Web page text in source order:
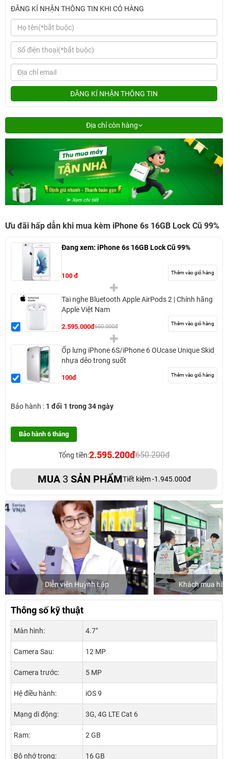
ĐĂNG KÍ NHẬN THÔNG TIN KHI CÓ HÀNG
ĐĂNG KÍ NHẬN THÔNG TIN
Địa chỉ còn hàng
Ưu đãi hấp dẫn khi mua kèm iPhone 6s 16GB Lock Cũ 99%
Đang xem: iPhone 6s 16GB Lock Cũ 99%
100 đ Thêm vào giỏ hàng
Tai nghe Bluetooth Apple AirPods 2 | Chính hãng
Apple Việt Nam
2.595.000đ650.000đ Thêm vào giỏ hàng
Ốp lưng iPhone 6S/iPhone 6 OUcase Unique Skid
nhựa dẻo trong suốt
100đ Thêm vào giỏ hàng
Bảo hành : 1 đổi 1 trong 34 ngày
Bảo hành 6 tháng
Tổng tiền:2.595.200đ650.200đ
MUA 3 SẢN PHẨMTiết kiệm -1.945.000đ
Diễn viên Huỳnh Lập Khách mua
Thông số kỹ thuật
Màn hình: 4.7"
Camera Sau: 12 MP
Camera trước: 5 MP
Hệ điều hành: iOS 9
Mạng di động: 3G, 4G LTE Cat 6
Ram: 2 GB
Bộ nhớ trong: 16 GB